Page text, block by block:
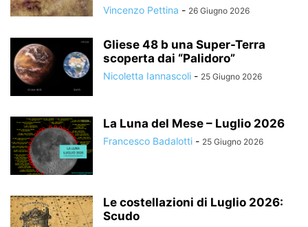
Vincenzo Pettina - 26 Giugno 2026
Gliese 48 b una Super-Terra
scoperta dai “Palidoro”
Nicoletta Iannascoli - 25 Giugno 2026
La Luna del Mese – Luglio 2026
Francesco Badalotti - 25 Giugno 2026
Le costellazioni di Luglio 2026:
Scudo